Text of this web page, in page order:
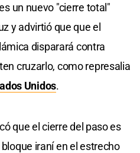
un nuevo "cierre total"
y advirtió que que el
disparará contra
cruzarlo, como represalia
Unidos.
que el cierre del paso es
iraní en el estrecho